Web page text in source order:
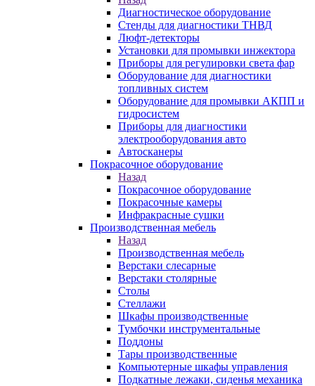
Диагностическое оборудование
Стенды для диагностики ТНВД
Люфт-детекторы
Установки для промывки инжектора
Приборы для регулировки света фар
Оборудование для диагностики
топливных систем
Оборудование для промывки АКПП и
гидросистем
Приборы для диагностики
электрооборудования авто
Автосканеры
Покрасочное оборудование
Назад
Покрасочное оборудование
Покрасочные камеры
Инфракрасные сушки
Производственная мебель
Назад
Производственная мебель
Верстаки слесарные
Верстаки столярные
Столы
Стеллажи
Шкафы производственные
Тумбочки инструментальные
Поддоны
Тары производственные
Компьютерные шкафы управления
Подкатные лежаки, сиденья механика